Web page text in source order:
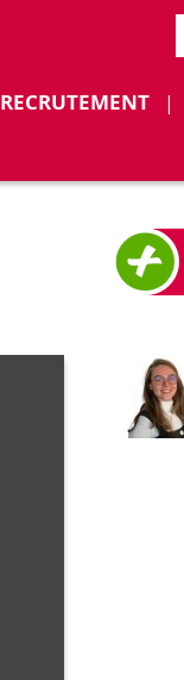
RECRUTEMENT